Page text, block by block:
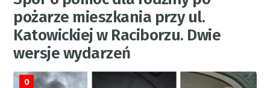
pożarze mieszkania przy ul.
Katowickiej w Raciborzu. Dwie
wersje wydarzeń
0